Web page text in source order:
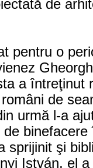
de
pentru o
a întreţinut
de
urmă l-a
sprijinit şi
István, el